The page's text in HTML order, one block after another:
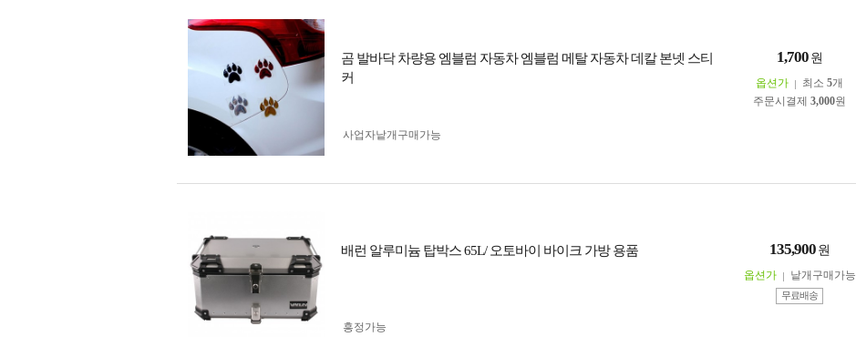
곰 발바닥 차량용 엠블럼 자동차 엠블럼 메탈 자동차 데칼 본넷 스티
커
1,700 원
옵션가 최소 5개
주문시결제 3,000원
사업자 낱개구매가능
배런 알루미늄 탑박스 65L/ 오토바이 바이크 가방 용품 135,900 원
옵션가 낱개구매가능
무료배송
흥정가능